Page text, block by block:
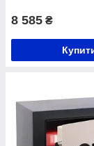
8 585 ₴